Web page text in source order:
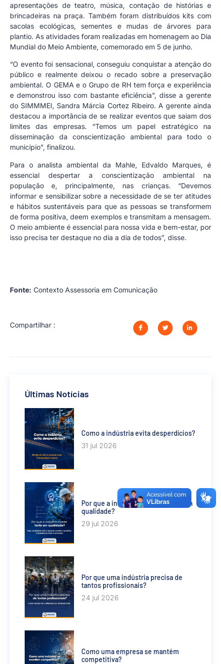
apresentações de teatro, música, contação de histórias e
brincadeiras na praça. Também foram distribuídos kits com
sacolas ecológicas, sementes e mudas de árvores para
plantio. As atividades foram realizadas em homenagem ao Dia
Mundial do Meio Ambiente, comemorado em 5 de junho.
“O evento foi sensacional, conseguiu conquistar a atenção do
público e realmente deixou o recado sobre a preservação
ambiental. O GEMA e o Grupo de RH tem força e experiência
e demonstrou isso com bastante eficiência”, disse a gerente
do SIMMMEI, Sandra Márcia Cortez Ribeiro. A gerente ainda
destacou a importância de se realizar eventos que saiam dos
limites das empresas. “Temos um papel estratégico na
disseminação da conscientização ambiental para todo o
município”, finalizou.
Para o analista ambiental da Mahle, Edvaldo Marques, é
essencial despertar a conscientização ambiental na
população e, principalmente, nas crianças. “Devemos
informar e sensibilizar sobre a necessidade de se ter atitudes
e hábitos sustentáveis para que as pessoas se transformem
de forma positiva, deem exemplos e transmitam a mensagem.
O meio ambiente é essencial para nossa vida e bem-estar, por
isso precisa ter destaque no dia a dia de todos”, disse.
Fonte: Contexto Assessoria em Comunicação
Compartilhar :
Últimas Notícias
Como a indústria evita desperdícios?
31 jul 2026
Por que a indústria investe tanto em
qualidade?
29 jul 2026
Por que uma indústria precisa de
tantos profissionais?
24 jul 2026
Como uma empresa se mantém
competitiva?